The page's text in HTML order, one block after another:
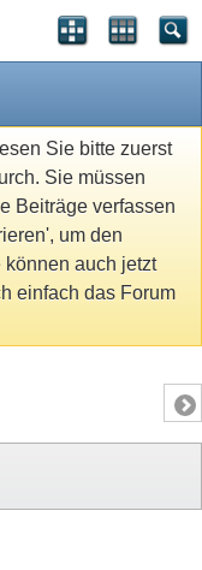
Sie bitte zuerst
Sie müssen
Beiträge verfassen
um den
können auch jetzt
einfach das Forum